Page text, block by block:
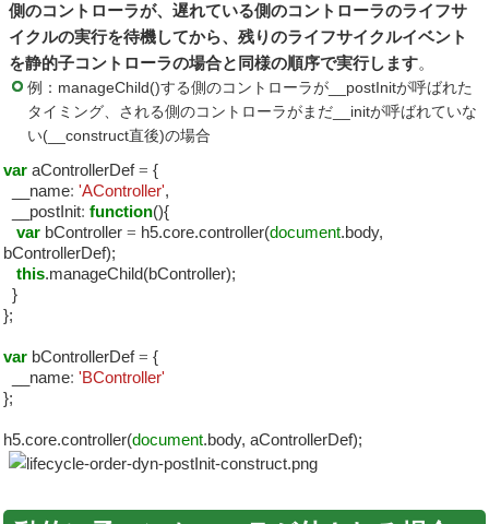
側のコントローラが、遅れている側のコントローラのライフサ
イクルの実行を待機してから、残りのライフサイクルイベント
を静的子コントローラの場合と同様の順序で実行します。
例：manageChild()する側のコントローラが__postInitが呼ばれた
タイミング、される側のコントローラがまだ__initが呼ばれていな
い(__construct直後)の場合
var aControllerDef= {
__name: 'AController',
__postInit: function(){
var bController = h5.core.controller(document.body,
bControllerDef);
this.manageChild(bController);
}
};
var bControllerDef= {
__name: 'BController'
};
h5.core.controller(document.body, aControllerDef);